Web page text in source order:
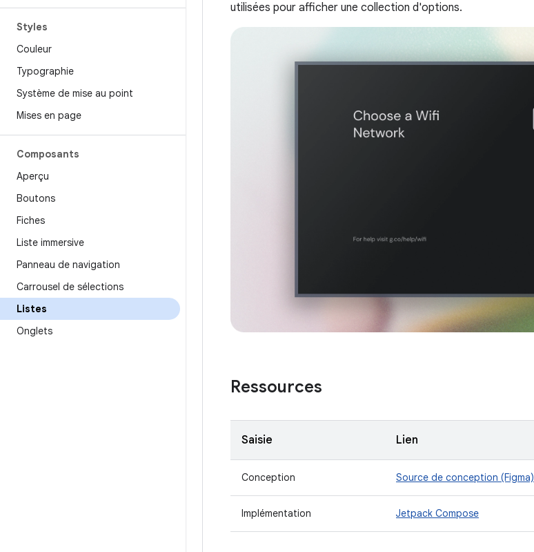
Styles
Couleur
Typographie
Système de mise au point
Mises en page
Composants
Aperçu
Boutons
Fiches
Liste immersive
Panneau de navigation
Carrousel de sélections
Listes
Onglets
utilisées pour afficher une collection d'options.
Ressources
Saisie Lien
Conception Source de conception (Figma)
Implémentation Jetpack Compose